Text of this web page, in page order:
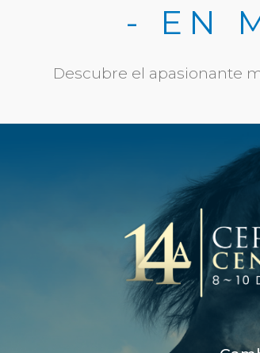
- EN
Descubre el apasionante